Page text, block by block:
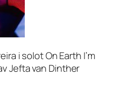
i solot On Earth I’m
Jefta van Dinther